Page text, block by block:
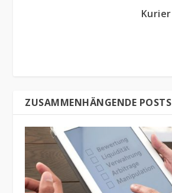
Kurier
ZUSAMMENHÄNGENDE POSTS